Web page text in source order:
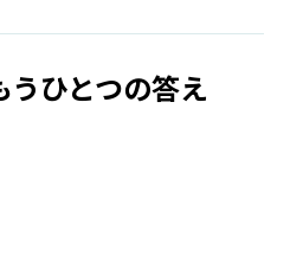
ひとつの答え